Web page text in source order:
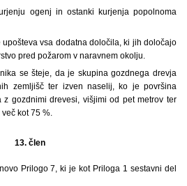
ogenj in ostanki kurjenja popolnoma
vsa dodatna določila, ki jih določajo
pred požarom v naravnem okolju.
se šteje, da je skupina gozdnega drevja
zemljišč ter izven naselij, ko je površina
gozdnimi drevesi, višjimi od pet metrov ter
kot 75 %.
13. člen
Prilogo 7, ki je kot Priloga 1 sestavni del